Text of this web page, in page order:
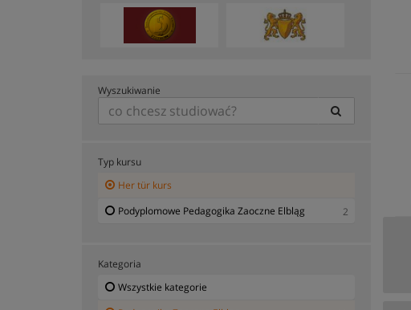
Wyszukiwanie
Typ kursu
Her tür kurs
Podyplomowe Pedagogika Zaoczne Elbląg
2
Kategoria
Wszystkie kategorie